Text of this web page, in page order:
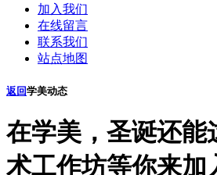
加入我们
在线留言
联系我们
站点地图
返回学美动态
在学美，圣诞还能
术工作坊等你来加